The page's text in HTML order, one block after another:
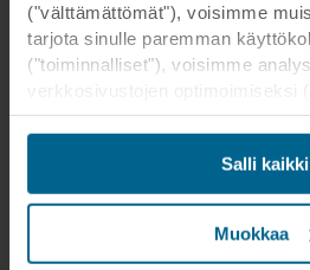
("välttämättömät"), voisimme
tarjota sinulle paremman
("toiminnalliset"), voisimme
kohdistaaksemme sisältömme ja
sosiaalisessa mediassa sekä
verkkosivustoissa perustuen
verkkosivustoillamme
sosiaalisen median, mainonta- ja
Salli kaikki
Muokkaa
Seuraavat tuotteet
vapaa-ajan tiloihin, kuten
Rockfon® Samson